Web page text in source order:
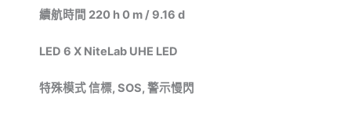
續航時間 220 h 0 m / 9.16 d
LED 6 X NiteLab UHE LED
特殊模式信標, SOS, 警示慢閃